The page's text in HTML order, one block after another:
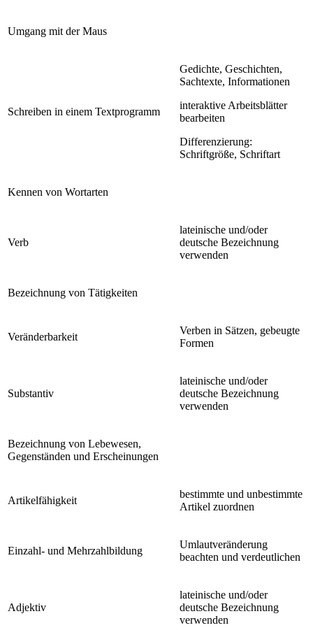
Umgang mit der Maus
Schreiben in einem Textprogramm
Gedichte, Geschichten,
Sachtexte, Informationen
interaktive Arbeitsblätter
bearbeiten
Differenzierung:
Schriftgröße, Schriftart
Kennen von Wortarten
Verb
lateinische und/oder
deutsche Bezeichnung
verwenden
Bezeichnung von Tätigkeiten
Veränderbarkeit
Verben in Sätzen, gebeugte
Formen
Substantiv
lateinische und/oder
deutsche Bezeichnung
verwenden
Bezeichnung von Lebewesen,
Gegenständen und Erscheinungen
Artikelfähigkeit
bestimmte und unbestimmte
Artikel zuordnen
Einzahl- und Mehrzahlbildung
Umlautveränderung
beachten und verdeutlichen
Adjektiv
lateinische und/oder
deutsche Bezeichnung
verwenden